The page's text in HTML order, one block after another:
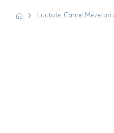
Lactate, Carne, Mezeluri